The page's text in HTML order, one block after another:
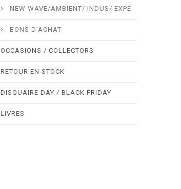
NEW WAVE/AMBIENT/ INDUS/ EXPÉ
BONS D’ACHAT
OCCASIONS / COLLECTORS
RETOUR EN STOCK
DISQUAIRE DAY / BLACK FRIDAY
LIVRES